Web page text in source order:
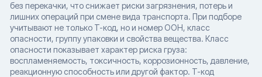
без перекачки, что снижает риски загрязнения, потерь и
лишних операций при смене вида транспорта. При подборе
учитывают не только T-код, но и номер ООН, класс
опасности, группу упаковки и свойства вещества. Класс
опасности показывает характер риска груза:
воспламеняемость, токсичность, коррозионность, давление,
реакционную способность или другой фактор. T-код